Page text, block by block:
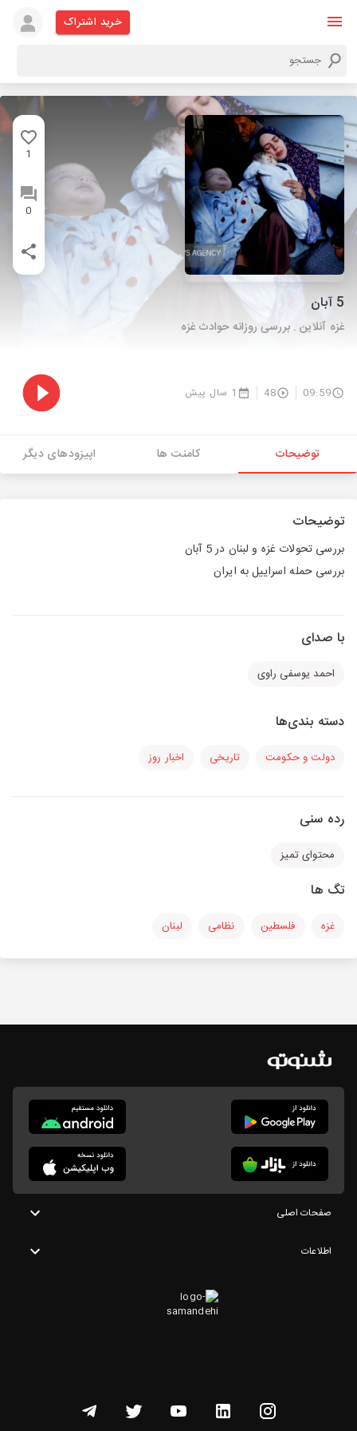
خرید اشتراک
1
0
5 آبان
غزه آنلاین . بررسی روزانه حوادث غزه
09:59
48 1 سال پیش
توضیحات کامنت ها اپیزودهای دیگر
توضیحات
بررسی تحولات غزه و لبنان در 5 آبان
بررسی حمله اسراییل به ایران
با صدای
احمد یوسفی راوی
دسته بندی‌ها
دولت و حکومت تاریخی اخبار روز
رده سنی
محتوای تمیز
تگ ها
غزه فلسطین نظامی لبنان
صفحات اصلی
اطلاعات